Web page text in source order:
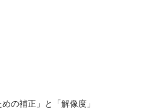
の補正」と「解像度」